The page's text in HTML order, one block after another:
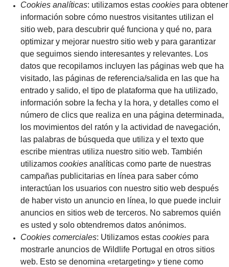
Cookies analíticas: utilizamos estas cookies para obtener
información sobre cómo nuestros visitantes utilizan el
sitio web, para descubrir qué funciona y qué no, para
optimizar y mejorar nuestro sitio web y para garantizar
que seguimos siendo interesantes y relevantes. Los
datos que recopilamos incluyen las páginas web que ha
visitado, las páginas de referencia/salida en las que ha
entrado y salido, el tipo de plataforma que ha utilizado,
información sobre la fecha y la hora, y detalles como el
número de clics que realiza en una página determinada,
los movimientos del ratón y la actividad de navegación,
las palabras de búsqueda que utiliza y el texto que
escribe mientras utiliza nuestro sitio web. También
utilizamos cookies analíticas como parte de nuestras
campañas publicitarias en línea para saber cómo
interactúan los usuarios con nuestro sitio web después
de haber visto un anuncio en línea, lo que puede incluir
anuncios en sitios web de terceros. No sabremos quién
es usted y solo obtendremos datos anónimos.
Cookies comerciales: Utilizamos estas cookies para
mostrarle anuncios de Wildlife Portugal en otros sitios
web. Esto se denomina «retargeting» y tiene como